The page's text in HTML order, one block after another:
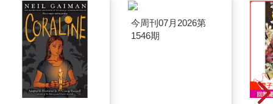
想要當煙火來放，確定了燃點不起來的時候
終於被自己的影子
深深地尋獲──
妳晴暖的手